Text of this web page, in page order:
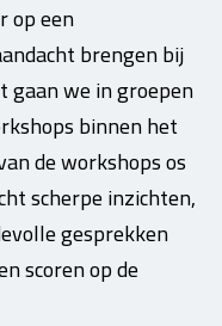
op een
brengen bij
gaan we in groepen
binnen het
de workshops os
scherpe inzichten,
gesprekken
scoren op de